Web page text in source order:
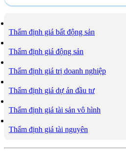
Thẩm định giá bất động sản
Thẩm định giá động sản
Thẩm định giá trị doanh nghiệp
Thẩm định giá dự án đầu tư
Thẩm định giá tài sản vô hình
Thẩm định giá tài nguyên